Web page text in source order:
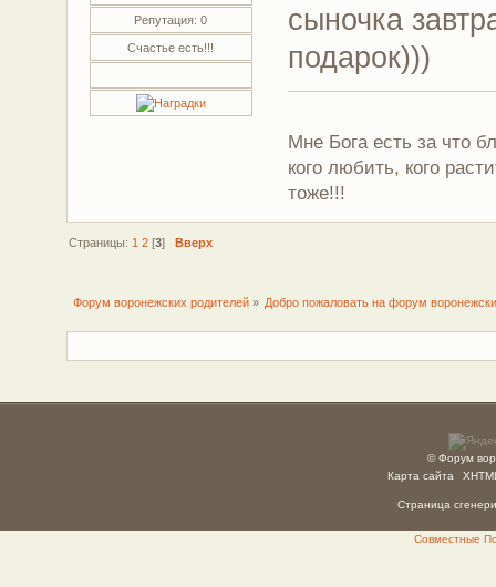
Репутация: 0
Счастье есть!!!
сыночка
подарок)))
Мне Бога есть за что
кого любить, кого
тоже!!!
Страницы: 1 2[3] Вверх
Форум воронежских родителей» Добро пожаловать на форум
© Форум
Карта сайта
Страница
Совместные